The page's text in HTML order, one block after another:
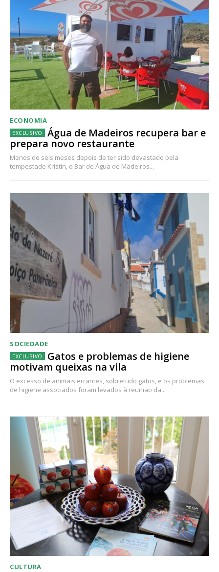
ECONOMIA
Água de Madeiros recupera bar e
prepara novo restaurante
Menos de seis meses depois de ter sido devastado pela
tempestade Kristin, o Bar de Água de Madeiros...
SOCIEDADE
Gatos e problemas de higiene
motivam queixas na vila
O excesso de animais errantes, sobretudo gatos, e os problemas
de higiene associados foram levados à reunião da...
CULTURA